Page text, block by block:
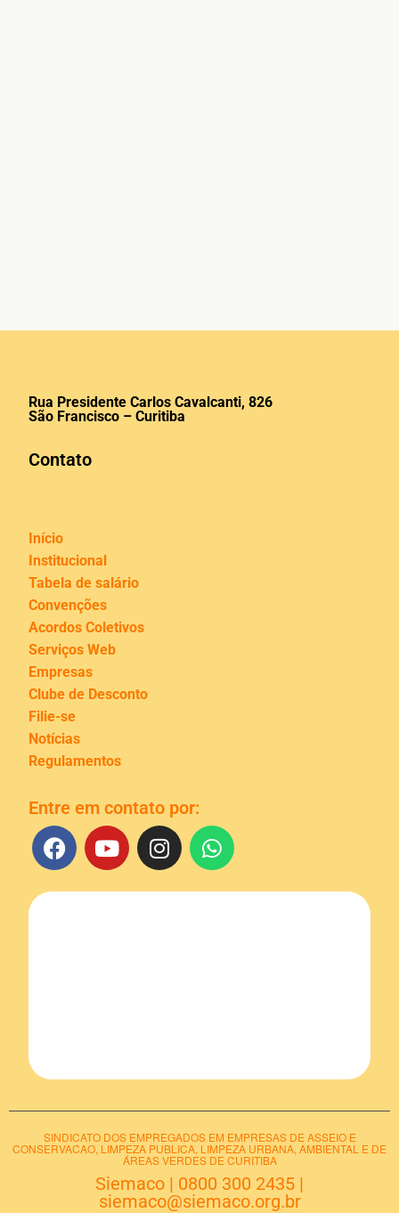
Rua Presidente Carlos Cavalcanti, 826
São Francisco – Curitiba
Contato
Início
Institucional
Tabela de salário
Convenções
Acordos Coletivos
Serviços Web
Empresas
Clube de Desconto
Filie-se
Notícias
Regulamentos
Entre em contato por:
SINDICATO DOS EMPREGADOS EM EMPRESAS DE ASSEIO E
CONSERVACAO, LIMPEZA PUBLICA, LIMPEZA URBANA, AMBIENTAL E DE
ÁREAS VERDES DE CURITIBA
Siemaco | 0800 300 2435 |
siemaco@siemaco.org.br